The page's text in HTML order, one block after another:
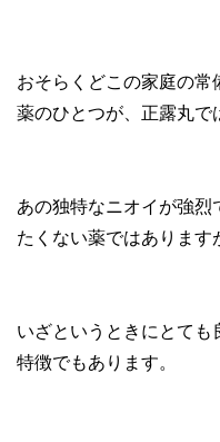
おそらくどこの家庭の常
薬のひとつが、正露丸で
あの独特なニオイが強烈
たくない薬ではありま
いざというときにとて
特徴でもあります。